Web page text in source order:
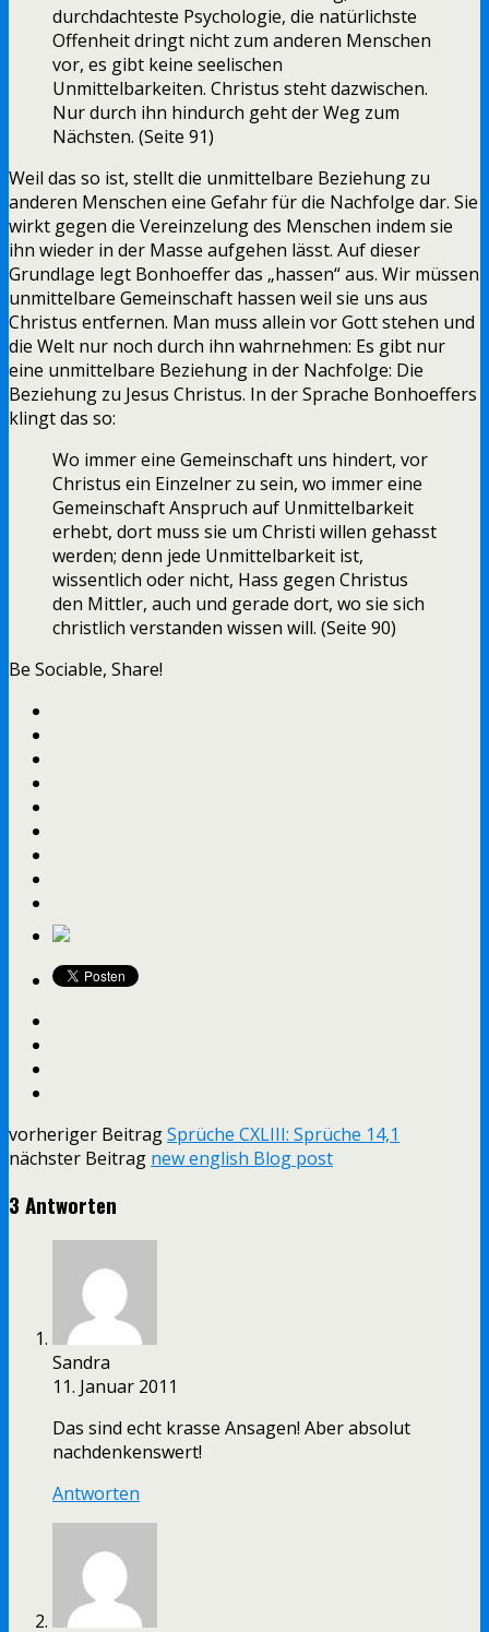
durchdachteste Psychologie, die natürlichste
Offenheit dringt nicht zum anderen Menschen
vor, es gibt keine seelischen
Unmittelbarkeiten. Christus steht dazwischen.
Nur durch ihn hindurch geht der Weg zum
Nächsten. (Seite 91)
Weil das so ist, stellt die unmittelbare Beziehung zu
anderen Menschen eine Gefahr für die Nachfolge dar. Sie
wirkt gegen die Vereinzelung des Menschen indem sie
ihn wieder in der Masse aufgehen lässt. Auf dieser
Grundlage legt Bonhoeffer das „hassen“ aus. Wir müssen
unmittelbare Gemeinschaft hassen weil sie uns aus
Christus entfernen. Man muss allein vor Gott stehen und
die Welt nur noch durch ihn wahrnehmen: Es gibt nur
eine unmittelbare Beziehung in der Nachfolge: Die
Beziehung zu Jesus Christus. In der Sprache Bonhoeffers
klingt das so:
Wo immer eine Gemeinschaft uns hindert, vor
Christus ein Einzelner zu sein, wo immer eine
Gemeinschaft Anspruch auf Unmittelbarkeit
erhebt, dort muss sie um Christi willen gehasst
werden; denn jede Unmittelbarkeit ist,
wissentlich oder nicht, Hass gegen Christus
den Mittler, auch und gerade dort, wo sie sich
christlich verstanden wissen will. (Seite 90)
Be Sociable, Share!
vorheriger BeitragSprüche CXLIII: Sprüche 14,1
nächster Beitrag new english Blog post
3 Antworten
Sandra
11. Januar 2011
Das sind echt krasse Ansagen! Aber absolut
nachdenkenswert!
Antworten